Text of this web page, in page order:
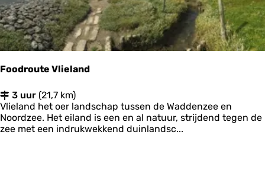
Foodroute Vlieland
F
o
o
d
3 uur (21,7 km)
Vlieland het oer landschap tussen de Waddenzee en
Noordzee. Het eiland is een en al natuur, strijdend tegen de
zee met een indrukwekkend duinlandsc...